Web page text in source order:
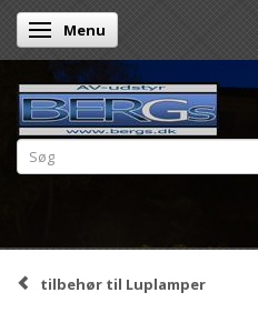
Skifte navigation
Menu
tilbehør til Luplamper